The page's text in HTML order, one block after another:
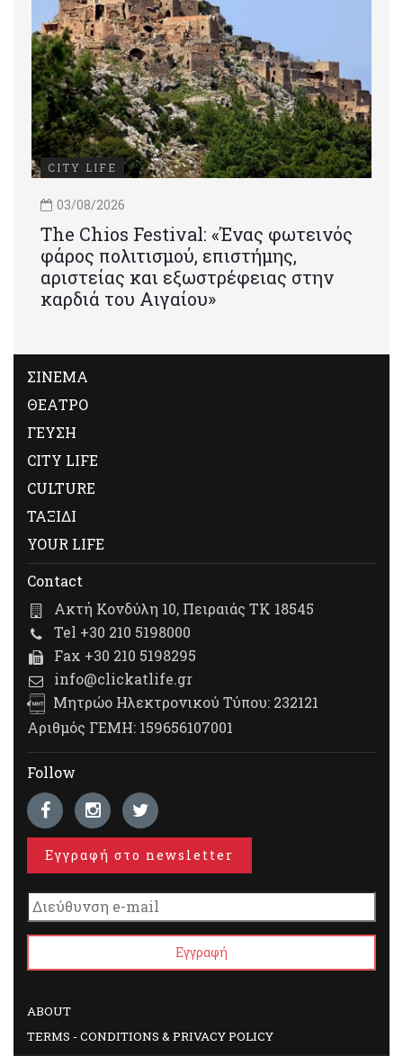
CITY LIFE
03/08/2026
Τhe Chios Festival: «Ένας φωτεινός
φάρος πολιτισμού, επιστήμης,
αριστείας και εξωστρέφειας στην
καρδιά του Αιγαίου»
ΣΙΝΕΜΑ
ΘΕΑΤΡΟ
ΓΕΥΣΗ
CITY LIFE
CULTURE
ΤΑΞΙΔΙ
YOUR LIFE
Contact
Ακτή Κονδύλη 10, Πειραιάς ΤΚ 18545
Tel +30 210 5198000
Fax +30 210 5198295
info@clickatlife.gr
Μητρώο Ηλεκτρονικού Τύπου: 232121
Αριθμός ΓΕΜΗ: 159656107001
Follow
Εγγραφή στο newsletter
ABOUT
TERMS - CONDITIONS & PRIVACY POLICY